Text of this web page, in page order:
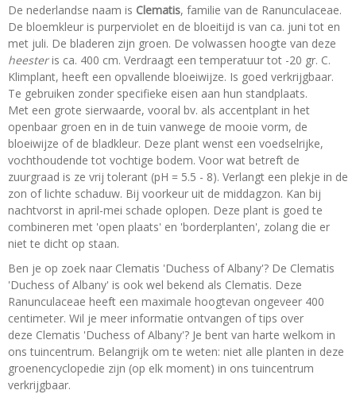
De nederlandse naam is Clematis, familie van de Ranunculaceae.
De bloemkleur is purperviolet en de bloeitijd is van ca. juni tot en
met juli. De bladeren zijn groen. De volwassen hoogte van deze
heesteris ca. 400 cm. Verdraagt een temperatuur tot -20 gr. C.
Klimplant, heeft een opvallende bloeiwijze. Is goed verkrijgbaar.
Te gebruiken zonder specifieke eisen aan hun standplaats.
Met een grote sierwaarde, vooral bv. als accentplant in het
openbaar groen en in de tuin vanwege de mooie vorm, de
bloeiwijze of de bladkleur. Deze plant wenst een voedselrijke,
vochthoudende tot vochtige bodem. Voor wat betreft de
zuurgraad is ze vrij tolerant (pH = 5.5 - 8). Verlangt een plekje in de
zon of lichte schaduw. Bij voorkeur uit de middagzon. Kan bij
nachtvorst in april-mei schade oplopen. Deze plant is goed te
combineren met 'open plaats' en 'borderplanten', zolang die er
niet te dicht op staan.
Ben je op zoek naar Clematis 'Duchess of Albany'? De Clematis
'Duchess of Albany' is ook wel bekend als Clematis. Deze
Ranunculaceae heeft een maximale hoogtevan ongeveer 400
centimeter. Wil je meer informatie ontvangen of tips over
deze Clematis 'Duchess of Albany'? Je bent van harte welkom in
ons tuincentrum. Belangrijk om te weten: niet alle planten in deze
groenencyclopedie zijn (op elk moment) in ons tuincentrum
verkrijgbaar.